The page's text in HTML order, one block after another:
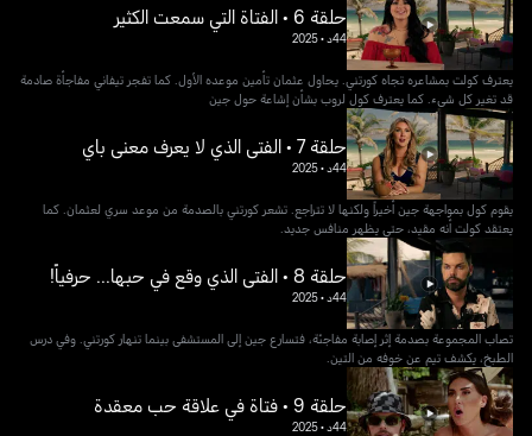
حلقة 6 • الفتاة التي سمعت الكثير
44د •
2025
يعترف كولت بمشاعره تجاه كورتني. يحاول عثمان تأمين موعده الأول. كما تفجر تيفاني مفاجأة صادمة
قد تغير كل شيء. كما يعترف كول لروب بشأن إشاعة حول جين
حلقة 7 • الفتى الذي لا يعرف معنى باي
44د •
2025
يقوم كول بمواجهة جين أخيراً ولكنها لا تتراجع. تشعر كورتني بالصدمة من موعد سري لعثمان. كما
يعتقد كولت أنه مقيد، حتى يظهر منافس جديد.
حلقة 8 • الفتى الذي وقع في حبها... حرفياً!
44د •
2025
تصاب المجموعة بصدمة إثر إصابة مفاجئة، فتسارع جين إلى المستشفى بينما تنهار كورتني. وفي درس
الطبخ، يكشف تيم عن خوفه من التين.
حلقة 9 • فتاة في علاقة حب معقدة
44د •
2025